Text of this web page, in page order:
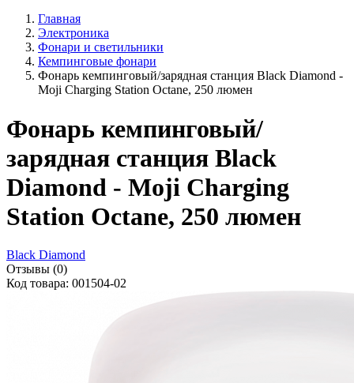
Главная
Электроника
Фонари и светильники
Кемпинговые фонари
Фонарь кемпинговый/зарядная станция Black Diamond -
Moji Charging Station Octane, 250 люмен
Фонарь кемпинговый/
зарядная станция Black
Diamond - Moji Charging
Station Octane, 250 люмен
Black Diamond
Отзывы (0)
Код товара: 001504-02